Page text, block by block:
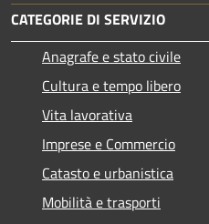
CATEGORIE DI SERVIZIO
Anagrafe e stato civile
Cultura e tempo libero
Vita lavorativa
Imprese e Commercio
Catasto e urbanistica
Mobilità e trasporti